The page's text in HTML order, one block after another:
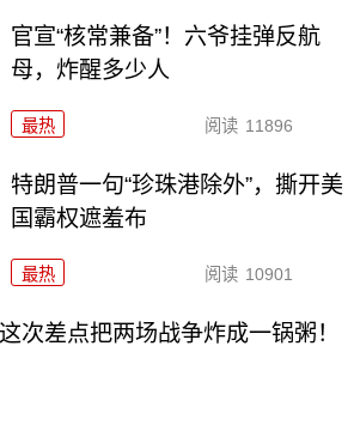
官宣“核常兼备”！六爷挂弹反航
母，炸醒多少人
最热 阅读 11896
特朗普一句“珍珠港除外”，撕开美
国霸权遮羞布
最热 阅读 10901
次差点把两场战争炸成一锅粥！